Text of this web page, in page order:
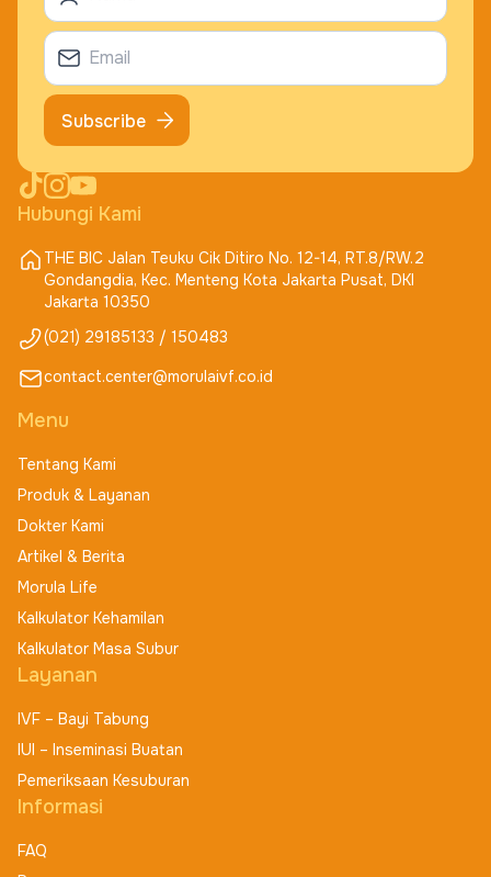
Hubungi Kami
THE BIC Jalan Teuku Cik Ditiro No. 12-14, RT.8/RW.2
Gondangdia, Kec. Menteng Kota Jakarta Pusat, DKI
Jakarta 10350
(021) 29185133 / 150483
contact.center@morulaivf.co.id
Menu
Tentang Kami
Produk & Layanan
Dokter Kami
Artikel & Berita
Morula Life
Kalkulator Kehamilan
Kalkulator Masa Subur
Layanan
IVF – Bayi Tabung
IUI – Inseminasi Buatan
Pemeriksaan Kesuburan
Informasi
FAQ
Subscribe